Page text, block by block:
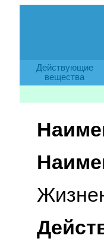
Действующие
вещества